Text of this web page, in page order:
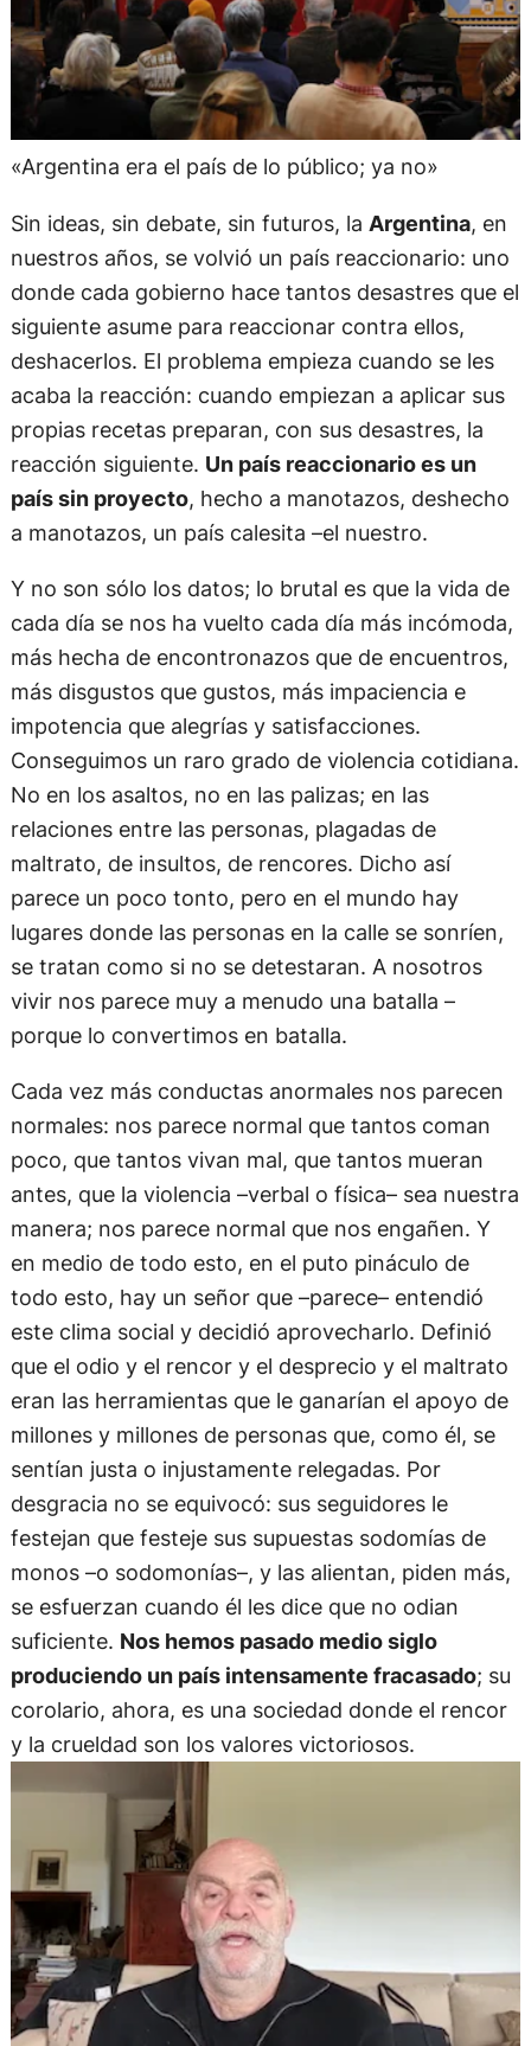
«Argentina era el país de lo público; ya no»
Sin ideas, sin debate, sin futuros, la Argentina, en
nuestros años, se volvió un país reaccionario: uno
donde cada gobierno hace tantos desastres que el
siguiente asume para reaccionar contra ellos,
deshacerlos. El problema empieza cuando se les
acaba la reacción: cuando empiezan a aplicar sus
propias recetas preparan, con sus desastres, la
reacción siguiente. Un país reaccionario es un
país sin proyecto, hecho a manotazos, deshecho
a manotazos, un país calesita –el nuestro.
Y no son sólo los datos; lo brutal es que la vida de
cada día se nos ha vuelto cada día más incómoda,
más hecha de encontronazos que de encuentros,
más disgustos que gustos, más impaciencia e
impotencia que alegrías y satisfacciones.
Conseguimos un raro grado de violencia cotidiana.
No en los asaltos, no en las palizas; en las
relaciones entre las personas, plagadas de
maltrato, de insultos, de rencores. Dicho así
parece un poco tonto, pero en el mundo hay
lugares donde las personas en la calle se sonríen,
se tratan como si no se detestaran. A nosotros
vivir nos parece muy a menudo una batalla –
porque lo convertimos en batalla.
Cada vez más conductas anormales nos parecen
normales: nos parece normal que tantos coman
poco, que tantos vivan mal, que tantos mueran
antes, que la violencia –verbal o física– sea nuestra
manera; nos parece normal que nos engañen. Y
en medio de todo esto, en el puto pináculo de
todo esto, hay un señor que –parece– entendió
este clima social y decidió aprovecharlo. Definió
que el odio y el rencor y el desprecio y el maltrato
eran las herramientas que le ganarían el apoyo de
millones y millones de personas que, como él, se
sentían justa o injustamente relegadas. Por
desgracia no se equivocó: sus seguidores le
festejan que festeje sus supuestas sodomías de
monos –o sodomonías–, y las alientan, piden más,
se esfuerzan cuando él les dice que no odian
suficiente. Nos hemos pasado medio siglo
produciendo un país intensamente fracasado; su
corolario, ahora, es una sociedad donde el rencor
y la crueldad son los valores victoriosos.